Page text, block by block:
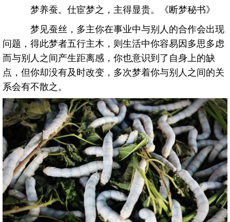
梦养蚕。仕宦梦之，主得显贵。《断梦秘书》
梦见蚕丝，多主你在事业中与别人的合作会出现
问题，得此梦者五行主木，则生活中你容易因多思多虑
而与别人之间产生距离感，你也意识到了自身上的缺
点，但你却没有及时改变，多次梦着你与别人之间的关
系会有不散之。